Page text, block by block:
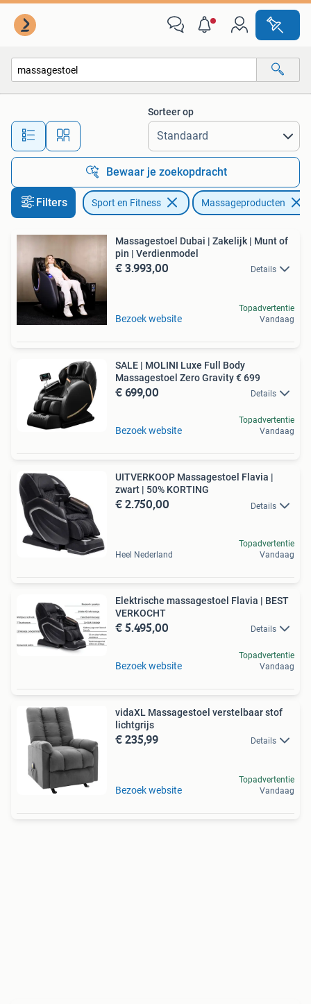
Alle afstanden…
Sorteer op
Bewaar je zoekopdracht
Filters Sport en Fitness Massageproducten
Massagestoel Dubai | Zakelijk | Munt of
pin | Verdienmodel
€ 3.993,00 Details
Bezoek website
Topadvertentie
Vandaag
SALE | MOLINI Luxe Full Body
Massagestoel Zero Gravity € 699
€ 699,00 Details
Bezoek website
Topadvertentie
Vandaag
UITVERKOOP Massagestoel Flavia |
zwart | 50% KORTING
€ 2.750,00 Details
Heel Nederland
Topadvertentie
Vandaag
Elektrische massagestoel Flavia | BEST
VERKOCHT
€ 5.495,00 Details
Bezoek website
Topadvertentie
Vandaag
vidaXL Massagestoel verstelbaar stof
lichtgrijs
€ 235,99 Details
Bezoek website
Topadvertentie
Vandaag